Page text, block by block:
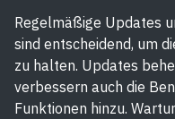
Regelmäßige Updates
sind entscheidend, um
zu halten. Updates
verbessern auch die
Funktionen hinzu.